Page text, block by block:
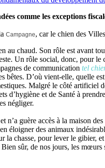
comme les exceptions
Campagne, car le chien des
chaud. Son rôle est avant
Un rôle social, donc, pour
de communication tel
D’où vient-elle, quelle
Malgré le côté
d’hygiène et de Santé à
négliger.
n’a guère accès à la maison
éloigner des animaux
la chasse, pour lever le
sûr, de nos jours, les